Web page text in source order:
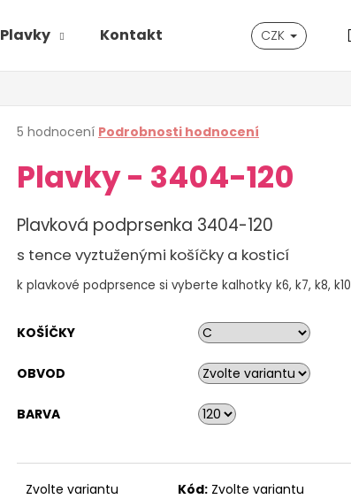
Plavky Kontakt CZK
Průměrné
produktu
je
z
5
hvězdiček.
5 hodnocení Podrobnosti hodnocení
Plavky - 3404-120
Plavková podprsenka 3404-120
s tence vyztuženými košíčky a kosticí
k plavkové podprsence si vyberte kalhotky k6, k7, k8, k10
KOŠÍČKY
OBVOD
BARVA
Zvolte variantu Kód: Zvolte variantu